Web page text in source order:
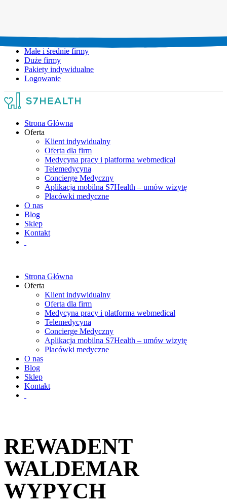
Małe i średnie firmy
Duże firmy
Pakiety indywidualne
Logowanie
Strona Główna
Oferta
Klient indywidualny
Oferta dla firm
Medycyna pracy i platforma webmedical
Telemedycyna
Concierge Medyczny
Aplikacja mobilna S7Health – umów wizytę
Placówki medyczne
O nas
Blog
Sklep
Kontakt
Strona Główna
Oferta
Klient indywidualny
Oferta dla firm
Medycyna pracy i platforma webmedical
Telemedycyna
Concierge Medyczny
Aplikacja mobilna S7Health – umów wizytę
Placówki medyczne
O nas
Blog
Sklep
Kontakt
REWADENT
WALDEMAR
WYPYCH